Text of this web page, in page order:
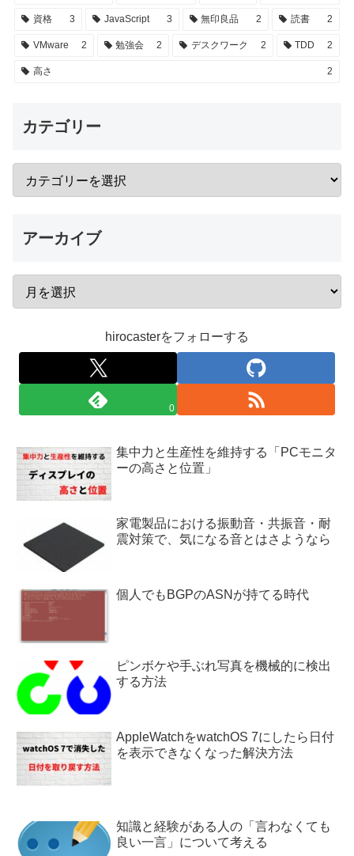
資格 3 JavaScript 3 無印良品 2 読書 2
VMware 2 勉強会 2 デスクワーク 2 TDD 2
高さ 2
カテゴリー
アーカイブ
hirocasterをフォローする
0
集中力と生産性を維持する「PCモニタ
ーの高さと位置」
家電製品における振動音・共振音・耐
震対策で、気になる音とはさようなら
個人でもBGPのASNが持てる時代
ピンボケや手ぶれ写真を機械的に検出
する方法
AppleWatchをwatchOS 7にしたら日付
を表示できなくなった解決方法
知識と経験がある人の「言わなくても
良い一言」について考える